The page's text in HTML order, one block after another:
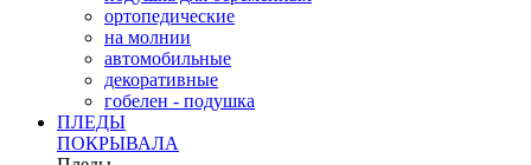
ортопедические
на молнии
автомобильные
декоративные
гобелен - подушка
ПЛЕДЫ
ПОКРЫВАЛА